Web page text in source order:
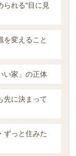
られる“目に見
を変えること
い家」の正体
先に決まって
ずっと住みた